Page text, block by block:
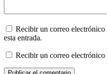
Recibir un correo electrónico
esta entrada.
Recibir un correo electrónico